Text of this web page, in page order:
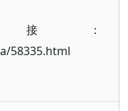
：
58335.html